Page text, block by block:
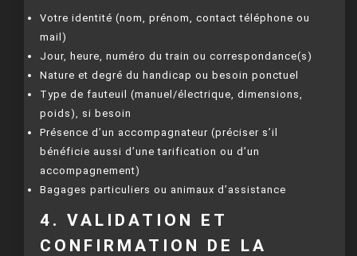
Votre identité (nom, prénom, contact téléphone ou
mail)
Jour, heure, numéro du train ou correspondance(s)
Nature et degré du handicap ou besoin ponctuel
Type de fauteuil (manuel/électrique, dimensions,
poids), si besoin
Présence d’un accompagnateur (préciser s’il
bénéficie aussi d’une tarification ou d’un
accompagnement)
Bagages particuliers ou animaux d’assistance
4. VALIDATION ET
CONFIRMATION DE LA